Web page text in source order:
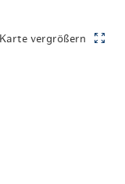
Karte vergrößern